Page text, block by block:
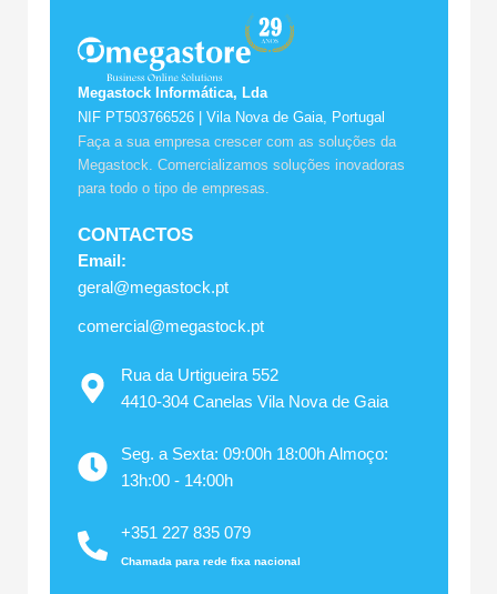
Megastock Informática, Lda
NIF PT503766526 | Vila Nova de Gaia, Portugal
Faça a sua empresa crescer com as soluções da
Megastock. Comercializamos soluções inovadoras
para todo o tipo de empresas.
CONTACTOS
Email:
geral@megastock.pt
comercial@megastock.pt
Rua da Urtigueira 552
4410-304 Canelas Vila Nova de Gaia
Seg. a Sexta: 09:00h 18:00h Almoço:
13h:00 - 14:00h
+351 227 835 079
Chamada para rede fixa nacional